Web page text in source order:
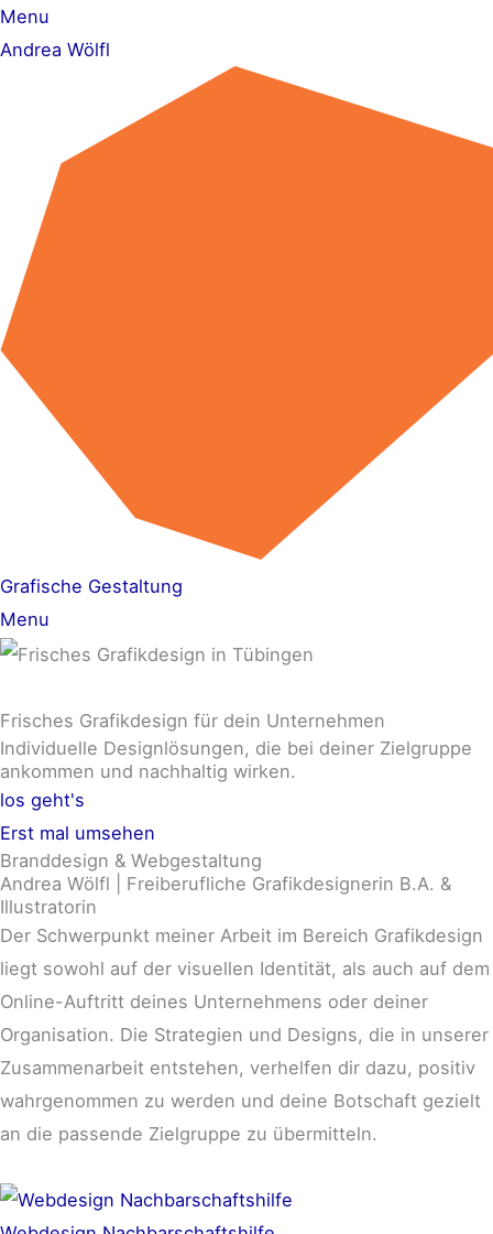
Zum
Inhalt
Menu
Andrea Wölfl
Grafische Gestaltung
Menu
Frisches Grafikdesign für dein Unternehmen
Individuelle Designlösungen, die bei deiner Zielgruppe
ankommen und nachhaltig wirken.
los geht's
Erst mal umsehen
Branddesign & Webgestaltung
Andrea Wölfl | Freiberufliche Grafikdesignerin B.A. &
Illustratorin
Der Schwerpunkt meiner Arbeit im Bereich Grafikdesign
liegt sowohl auf der visuellen Identität, als auch auf dem
Online-Auftritt deines Unternehmens oder deiner
Organisation. Die Strategien und Designs, die in unserer
Zusammenarbeit entstehen, verhelfen dir dazu, positiv
wahrgenommen zu werden und deine Botschaft gezielt
an die passende Zielgruppe zu übermitteln.